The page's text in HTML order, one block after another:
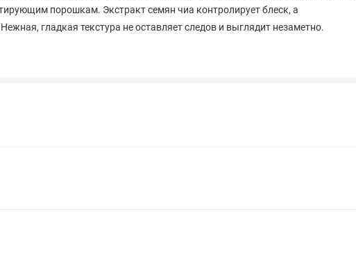
порошкам. Экстракт семян чиа контролирует блеск, а
гладкая текстура не оставляет следов и выглядит незаметно.